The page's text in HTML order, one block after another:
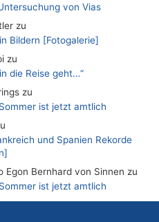
von Vias
zu
Bildern [Fotogalerie]
zu
die Reise geht…“
zu
ist jetzt amtlich
und Spanien Rekorde
Bernhard von Sinnen zu
ist jetzt amtlich